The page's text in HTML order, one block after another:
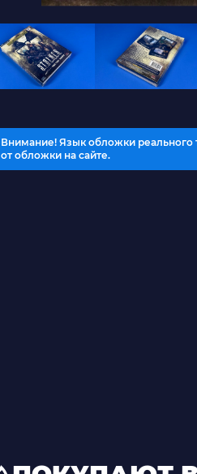
Внимание! Язык обложки реального
от обложки на сайте.